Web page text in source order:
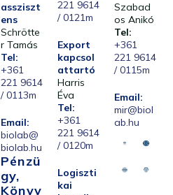
assziszt
ens
Schrötte
r Tamás
Tel:
+361
221 9614
/ 0113m
Email:
biolab@
biolab.hu
Pénzü
Gy,
Könyv
221 9614
/ 0121m
Export
kapcsol
attartó
Harris
Éva
Tel:
+361
221 9614
/ 0120m
Logiszti
kai
Szabad
os Anikó
Tel:
+361
221 9614
/ 0115m
Email:
mir@biol
ab.hu